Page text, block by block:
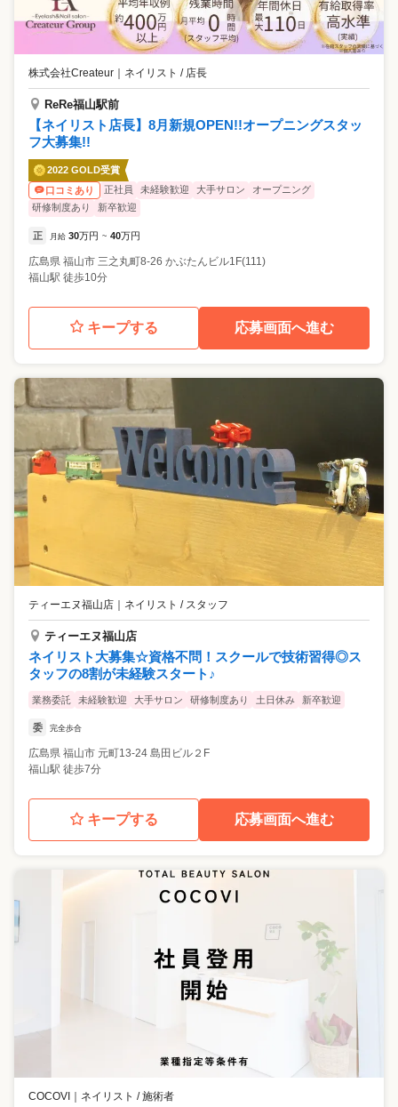
株式会社Createur ｜ ネイリスト / 店長
ReRe福山駅前
【ネイリスト店長】8月新規OPEN!!オープニングスタッ
フ大募集!!
2022 GOLD受賞
口コミあり
正社員 未経験歓迎 大手サロン
オープニング
研修制度あり
新卒歓迎
正 月給 30万円 ~ 40万円
広島県 福山市 三之丸町8-26 かぶたんビル1F(111)
福山駅 徒歩10分
キープする 応募画面へ進む
ティーエヌ福山店 ネイリスト / スタッフ
ティーエヌ福山店
ネイリスト大募集☆資格不問！スクールで技術習得◎ス
タッフの8割が未経験スタート♪
業務委託 未経験歓迎 大手サロン 研修制度あり 土日休み 新卒歓迎
委 完全歩合
広島県 福山市 元町13-24 島田ビル２F
福山駅 徒歩7分
キープする 応募画面へ進む
COCOVI ネイリスト / 施術者